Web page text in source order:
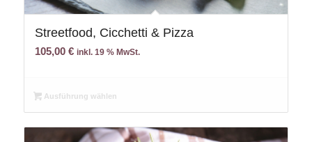
Streetfood, Cicchetti & Pizza
105,00 € inkl. 19 % MwSt.
Ausführung wählen